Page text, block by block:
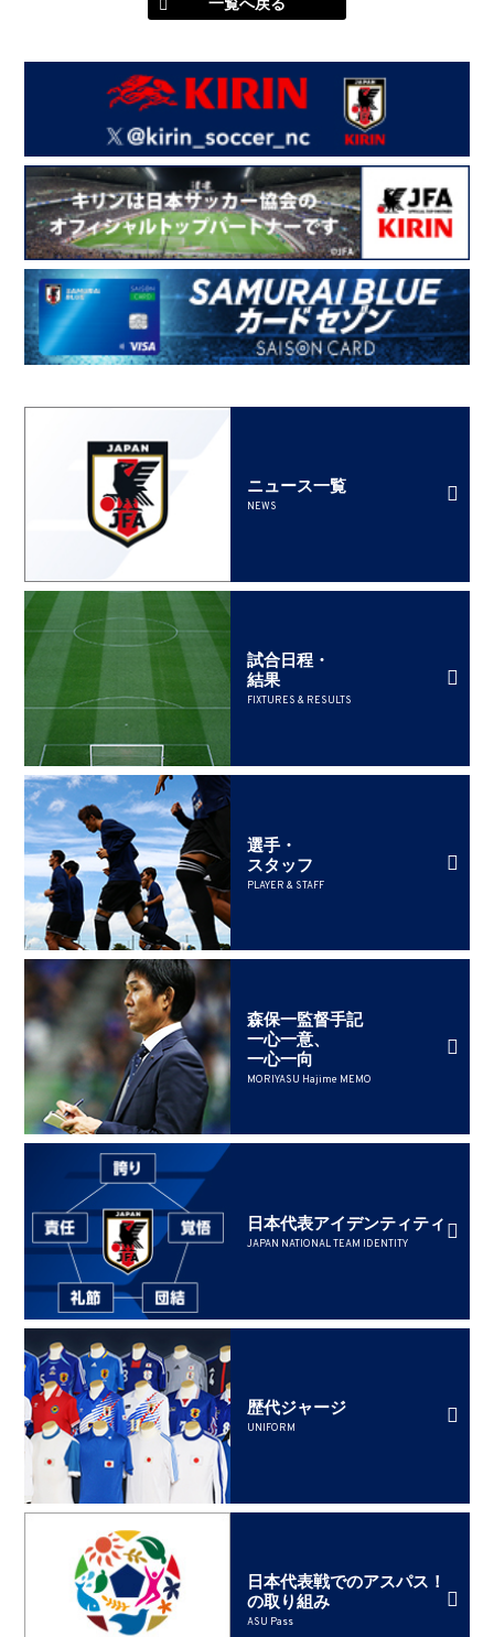
ニュース一覧
NEWS
試合日程・
結果
FIXTURES & RESULTS
選手・
スタッフ
PLAYER & STAFF
森保一監督手記
一心一意、
一心一向
MORIYASU Hajime MEMO
日本代表アイデンティティ
JAPAN NATIONAL TEAM IDENTITY
歴代ジャージ
UNIFORM
日本代表戦でのアスパス！
の取り組み
ASU Pass